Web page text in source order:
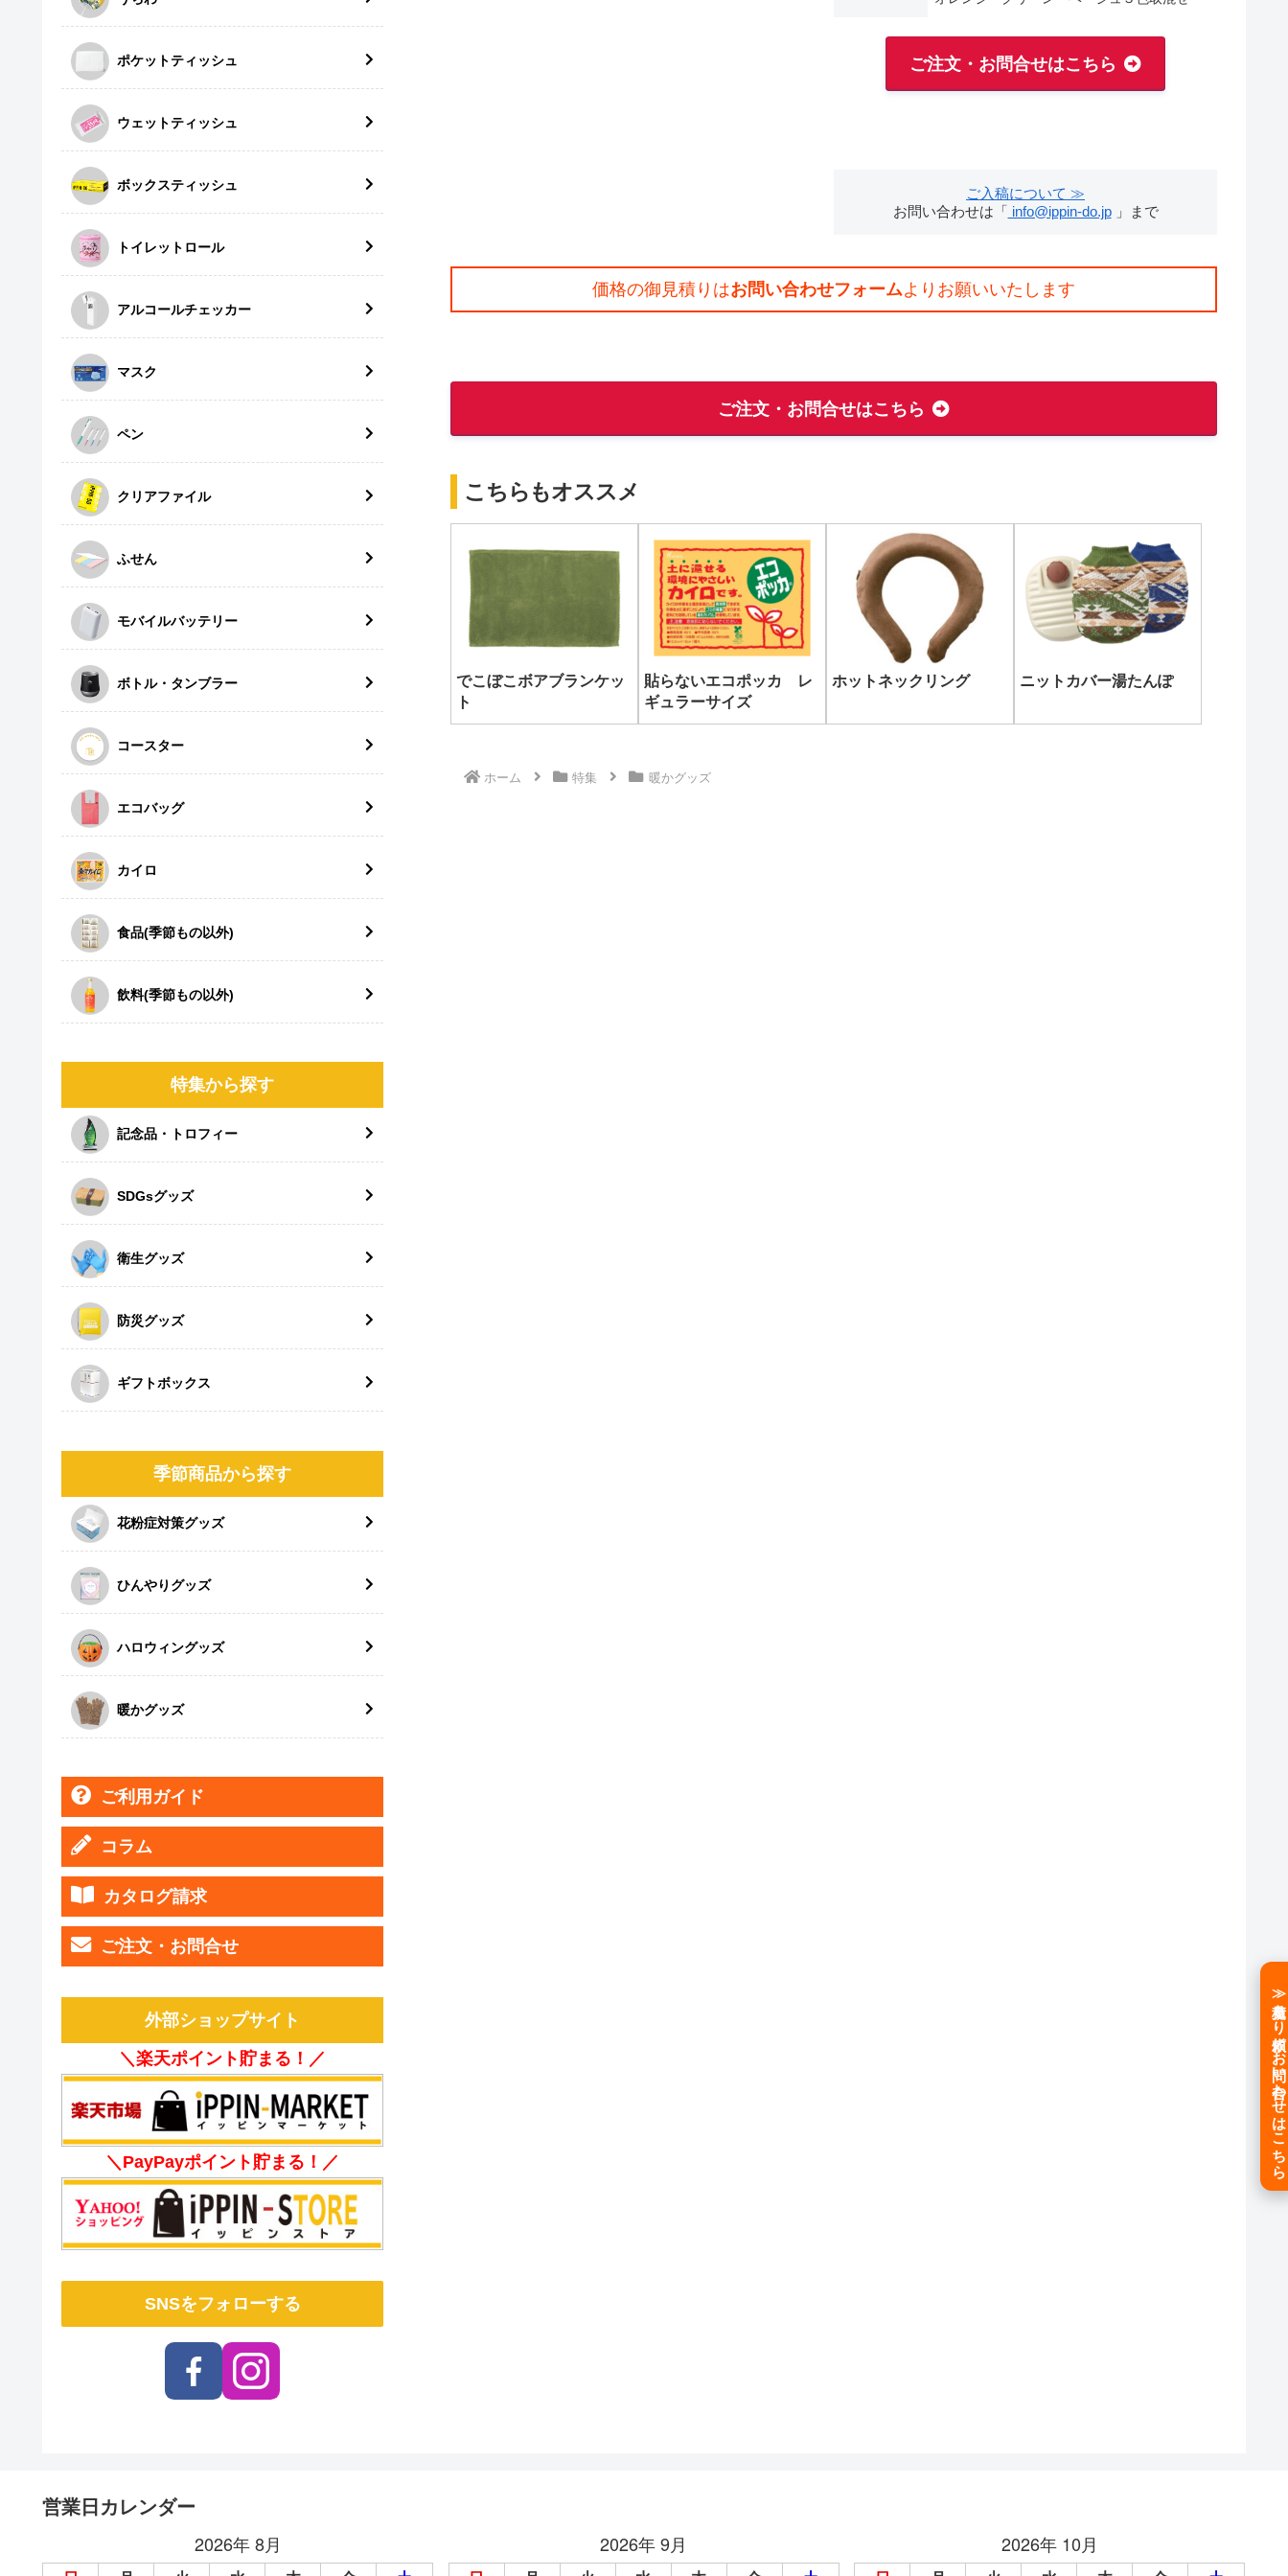
ご注文・お問合せはこちら
ご入稿について ≫
お問い合わせは「 info@ippin-do.jp」まで
価格の御見積りはお問い合わせフォームよりお願いいたします
ご注文・お問合せはこちら
こちらもオススメ
でこぼこボアブランケッ
ト
貼らないエコポッカ レ
ギュラーサイズ
ホットネックリング ニットカバー湯たんぽ
ホーム 特集 暖かグッズ
ポケットティッシュ
ウェットティッシュ
ボックスティッシュ
トイレットロール
アルコールチェッカー
マスク
ペン
クリアファイル
ふせん
モバイルバッテリー
ボトル・タンブラー
コースター
エコバッグ
カイロ
食品(季節もの以外)
飲料(季節もの以外)
特集から探す
記念品・トロフィー
SDGsグッズ
衛生グッズ
防災グッズ
ギフトボックス
季節商品から探す
花粉症対策グッズ
ひんやりグッズ
ハロウィングッズ
暖かグッズ
ご利用ガイド
コラム
カタログ請求
ご注文・お問合せ
外部ショップサイト
＼楽天ポイント貯まる！／
＼PayPayポイント貯まる！／
SNSをフォローする
営業日カレンダー
2026年 8月 2026年 9月 2026年 10月
≫見積もり依頼／お問い合わせはこちら